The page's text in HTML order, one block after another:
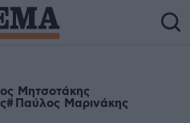
Μητσοτάκης
Παύλος Μαρινάκης